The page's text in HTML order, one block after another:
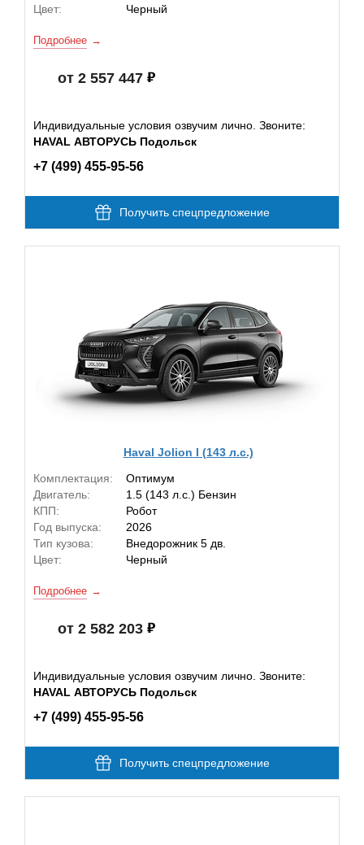
Цвет:
Черный
Подробнее
от 2 557 447
Индивидуальные условия озвучим лично. Звоните:
HAVAL АВТОРУСЬ Подольск
+7 (499) 455-95-56
Получить спецпредложение
Haval Jolion I (143 л.с.)
Комплектация:
Оптимум
Двигатель:
1.5 (143 л.с.) Бензин
КПП:
Робот
Год выпуска:
2026
Тип кузова:
Внедорожник 5 дв.
Цвет:
Черный
Подробнее
от 2 582 203
Индивидуальные условия озвучим лично. Звоните:
HAVAL АВТОРУСЬ Подольск
+7 (499) 455-95-56
Получить спецпредложение